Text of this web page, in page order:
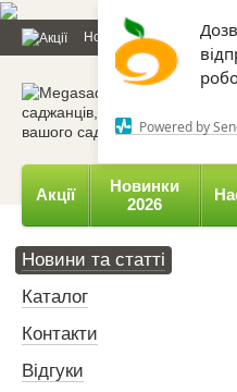
Powered by
Новини та статті
Акції
Новинки
2026
Новини та статті
Каталог
Контакти
Відгуки